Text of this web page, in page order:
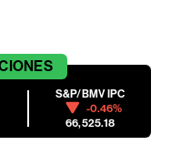
S&P/BMV IPC
-0.46%
66,525.18